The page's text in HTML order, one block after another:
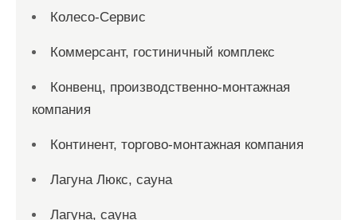
Колесо-Сервис
Коммерсант, гостиничный комплекс
Конвенц, производственно-монтажная
компания
Континент, торгово-монтажная компания
Лагуна Люкс, сауна
Лагуна, сауна